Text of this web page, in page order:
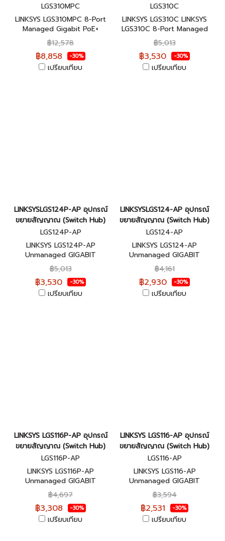
LGS310MPC
LINKSYS LGS310MPC 8-Port
Managed Gigabit PoE+
Switch รับประกันศูนย์ไทยตลอด
การใช้งาน
฿12,578
฿8,858 -30%
เปรียบเทียบ
LGS310C
LINKSYS LGS310C LINKSYS
LGS310C 8-Port Managed
Gigabit Switcht รับประกันศูนย์
ไทยตลอดการใช้งาน
฿5,013
฿3,530 -30%
เปรียบเทียบ
LINKSYSLGS124P-AP อุปกรณ์
ขยายสัญญาณ (Switch Hub)
LGS124P-AP
LINKSYS LGS124P-AP
Unmanaged GIGABIT
SWITCH 24-port รับประกัน
ศูนย์ไทยตลอดการใช้งาน
฿5,013
฿3,530 -30%
เปรียบเทียบ
LINKSYSLGS124-AP อุปกรณ์
ขยายสัญญาณ (Switch Hub)
LGS124-AP
LINKSYS LGS124-AP
Unmanaged GIGABIT
SWITCH 24-port รับประกัน
ศูนย์ไทยตลอดการใช้งาน
฿4,161
฿2,930 -30%
เปรียบเทียบ
LINKSYS LGS116P-AP อุปกรณ์
ขยายสัญญาณ (Switch Hub)
LGS116P-AP
LINKSYS LGS116P-AP
Unmanaged GIGABIT
SWITCH 16-port , POE รับ
ประกันศูนย์ไทยตลอดการใช้งาน
฿4,697
฿3,308 -30%
เปรียบเทียบ
LINKSYS LGS116-AP อุปกรณ์
ขยายสัญญาณ (Switch Hub)
LGS116-AP
LINKSYS LGS116-AP
Unmanaged GIGABIT
SWITCH 16-port รับประกัน
ศูนย์ไทยตลอดการใช้งาน
฿3,594
฿2,531 -30%
เปรียบเทียบ